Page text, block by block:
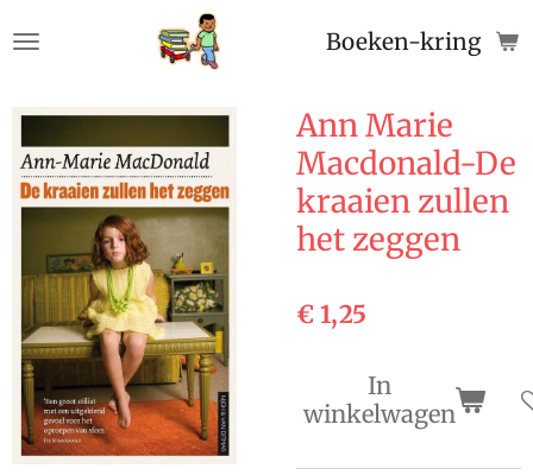
direct
de
Boeken-
Ann Marie
Macdonald-De
kraaien zullen
het zeggen
€ 1,25
In
winkelwagen